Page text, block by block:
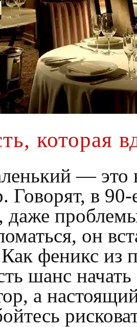
которая
— это
Говорят, в
даже
он
феникс из
шанс
а